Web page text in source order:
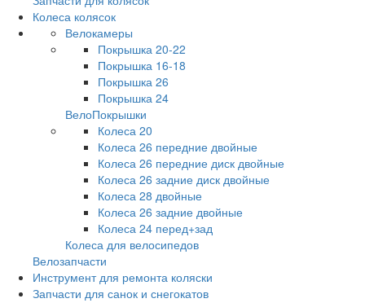
Колеса колясок
Велокамеры
Покрышка 20-22
Покрышка 16-18
Покрышка 26
Покрышка 24
ВелоПокрышки
Колеса 20
Колеса 26 передние двойные
Колеса 26 передние диск двойные
Колеса 26 задние диск двойные
Колеса 28 двойные
Колеса 26 задние двойные
Колеса 24 перед+зад
Колеса для велосипедов
Велозапчасти
Инструмент для ремонта коляски
Запчасти для санок и снегокатов